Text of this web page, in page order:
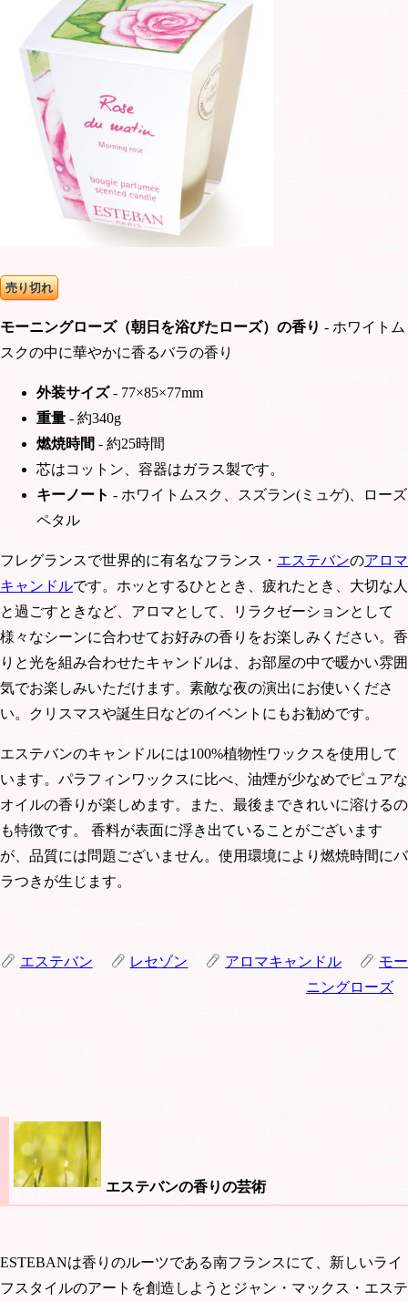
売り切れ
モーニングローズ（朝日を浴びたローズ）の香り - ホワイトム
スクの中に華やかに香るバラの香り
外装サイズ- 77×85×77mm
重量 - 約340g
燃焼時間 - 約25時間
芯はコットン、容器はガラス製です。
キーノート - ホワイトムスク、スズラン(ミュゲ)、ローズ
ペタル
フレグランスで世界的に有名なフランス・ エステバンのアロマ
キャンドルです。ホッとするひととき、疲れたとき、大切な人
と過ごすときなど、アロマとして、リラクゼーションとして
様々なシーンに合わせてお好みの香りをお楽しみください。香
りと光を組み合わせたキャンドルは、お部屋の中で暖かい雰囲
気でお楽しみいただけます。素敵な夜の演出にお使いくださ
い。クリスマスや誕生日などのイベントにもお勧めです。
エステバンのキャンドルには100%植物性ワックスを使用して
います。パラフィンワックスに比べ、油煙が少なめでピュアな
オイルの香りが楽しめます。また、最後まできれいに溶けるの
も特徴です。 香料が表面に浮き出ていることがございます
が、品質には問題ございません。使用環境により燃焼時間にバ
ラつきが生じます。
エステバン レセゾン アロマキャンドル
モー
ニングローズ
エステバンの香りの芸術
ESTEBANは香りのルーツである南フランスにて、新しいライ
フスタイルのアートを創造しようとジャン・マックス・エステ